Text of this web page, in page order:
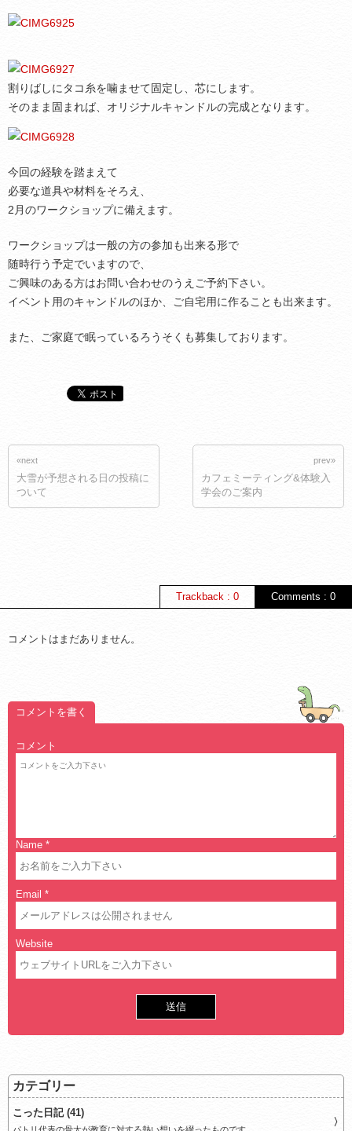
割りばしにタコ糸を噛ませて固定し、芯にします。
そのまま固まれば、オリジナルキャンドルの完成となります。
今回の経験を踏まえて
必要な道具や材料をそろえ、
2月のワークショップに備えます。
ワークショップは一般の方の参加も出来る形で
随時行う予定でいますので、
ご興味のある方はお問い合わせのうえご予約下さい。
イベント用のキャンドルのほか、ご自宅用に作ることも出来ます。
また、ご家庭で眠っているろうそくも募集しております。
«next
大雪が予想される日の投稿に
ついて
prev»
カフェミーティング&体験入
学会のご案内
Comments : 0
Trackback : 0
コメントはまだありません。
コメントを書く
コメント
Name *
Email *
Website
カテゴリー
こった日記 (41)